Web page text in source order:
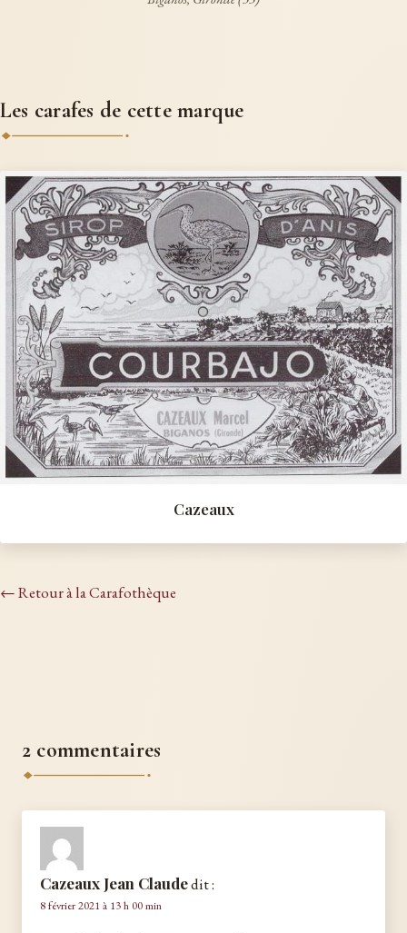
Les carafes de cette marque
Cazeaux
← Retour à la Carafothèque
2 commentaires
Cazeaux Jean Claudedit :
8 février 2021 à 13 h 00 min